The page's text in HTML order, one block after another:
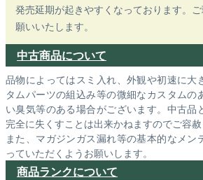
発売延期が起きやすくなっております。
願いいたします。
中古商品について
品物によってはスミ入れ、外観や初速に大
タムパーツの組込み等の微細なカスタムの
い臭気等のある場合がございます。中古品
完全に失くすことは出来かねますのでご容赦
また、マガジンガス漏れ等の基本的なメン
っていただくようお願いします。
商品ランクについて